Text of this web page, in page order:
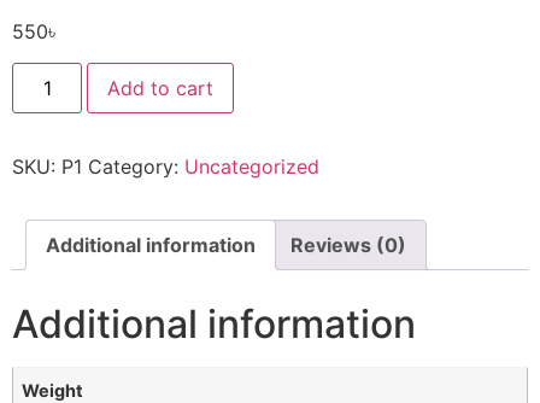
550৳
Add to cart
SKU: P1 Category: Uncategorized
Additional information Reviews (0)
Additional information
Weight